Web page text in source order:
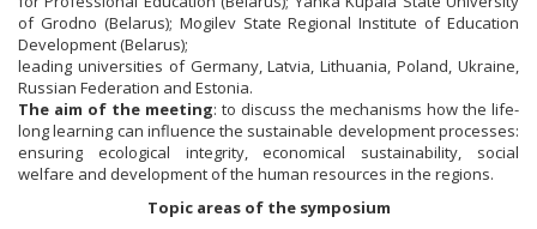
of Grodno (Belarus); Mogilev State Regional Institute of Education
Development (Belarus);
leading universities of Germany, Latvia, Lithuania, Poland, Ukraine,
Russian Federation and Estonia.
The aim of the meeting: to discuss the mechanisms how the life-
long learning can influence the sustainable development processes:
ensuring ecological integrity, economical sustainability, social
welfare and development of the human resources in the regions.
Topic areas of the symposium